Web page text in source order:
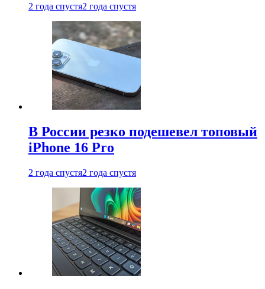
2 года спустя2 года спустя
В России резко подешевел топовый
iPhone 16 Pro
2 года спустя2 года спустя